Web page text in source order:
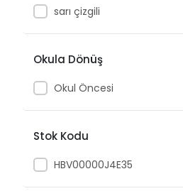
Abc
ABC YAYIN GRUBU
ABKA
Acord
ACTİVEX
sarı çizgili
Okula Dönüş
Okul Öncesi
Stok Kodu
HBV00000J4E35